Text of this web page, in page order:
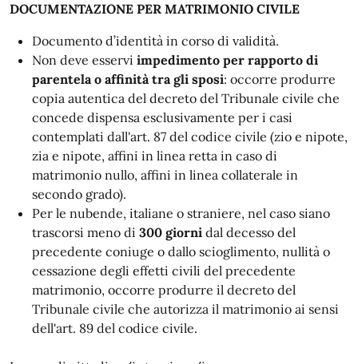
DOCUMENTAZIONE PER MATRIMONIO CIVILE
Documento d’identità in corso di validità.
Non deve esservi impedimento per rapporto di
parentela o affinità tra gli sposi: occorre produrre
copia autentica del decreto del Tribunale civile che
concede dispensa esclusivamente per i casi
contemplati dall'art. 87 del codice civile (zio e nipote,
zia e nipote, affini in linea retta in caso di
matrimonio nullo, affini in linea collaterale in
secondo grado).
Per le nubende, italiane o straniere, nel caso siano
trascorsi meno di 300 giorni dal decesso del
precedente coniuge o dallo scioglimento, nullità o
cessazione degli effetti civili del precedente
matrimonio, occorre produrre il decreto del
Tribunale civile che autorizza il matrimonio ai sensi
dell'art. 89 del codice civile.